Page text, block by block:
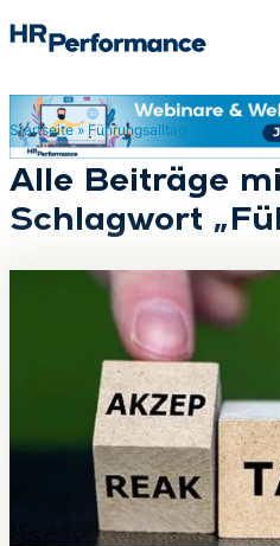
Startseite» Führungsalltag
Alle Beiträge
Schlagwort